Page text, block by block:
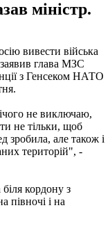
міністр.
вивести війська
глава МЗС
з Генсеком НАТО
не виключаю,
не тільки, щоб
зробила, але також і
територій", -
кордону з
півночі і на